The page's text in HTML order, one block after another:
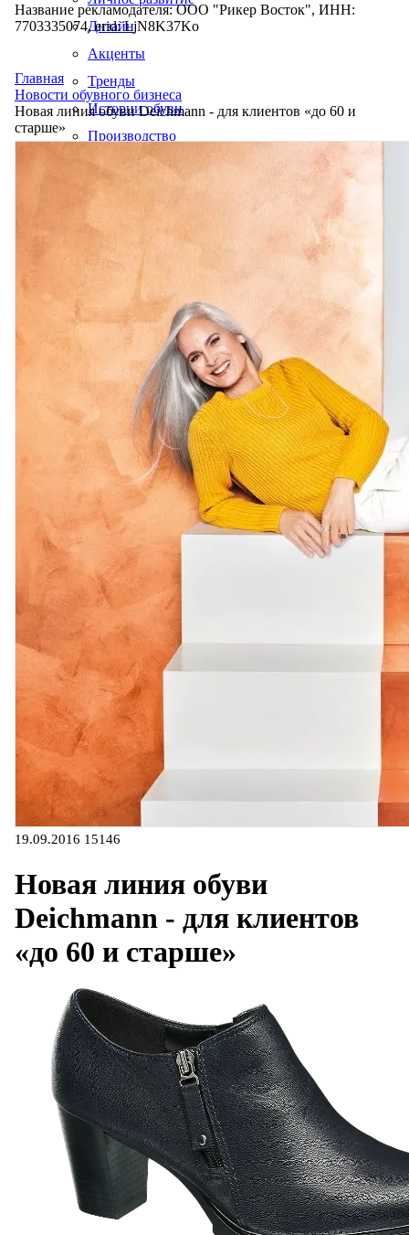
Дизайн
Акценты
Тренды
Истории обуви
Производство
Название рекламодателя: ООО "Рикер Восток", ИНН:
7703335074, erid: LjN8K37Ko
Главная
Новости обувного бизнеса
Новая линия обуви Deichmann - для клиентов «до 60 и
старше»
19.09.2016 15146
Новая линия обуви
Deichmann - для клиентов
«до 60 и старше»